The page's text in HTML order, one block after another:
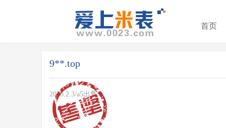
首页
9**.top
2026.2.3/a5出售